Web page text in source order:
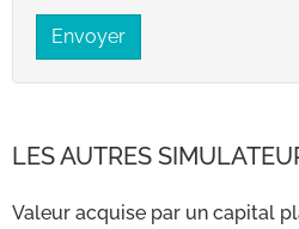
Envoyer
LES AUTRES
Valeur acquise par un capital